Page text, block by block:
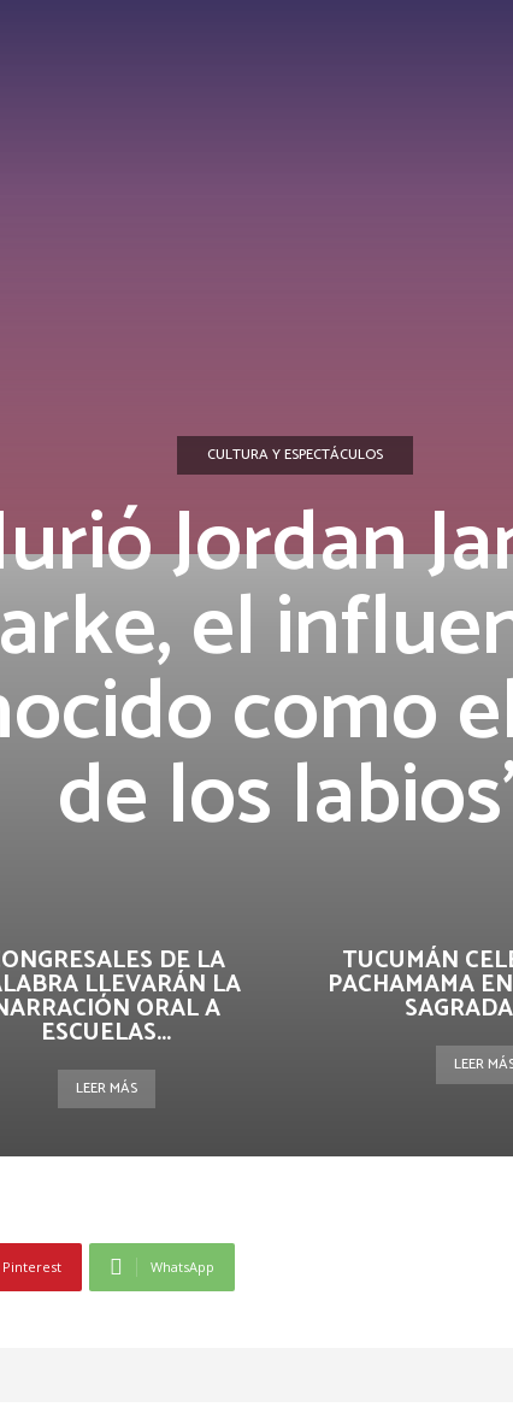
CULTURA Y ESPECTÁCULOS
Jordan
el
como
de los
DE LA
LLEVARÁN LA
ORAL A
ESCUELAS...
LEER MÁS
TUCUMÁN
PACHAMAMA
LEER
Pinterest WhatsApp